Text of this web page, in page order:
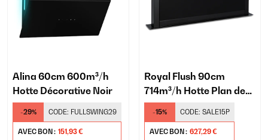
Alina 60cm 600m³/h
Hotte Décorative Noir
-29% CODE: FULLSWING29
AVEC BON : 151,93 €
Royal Flush 90cm
714m³/h Hotte Plan de
Travail Noir
-15% CODE: SALE15P
AVEC BON : 627,29 €